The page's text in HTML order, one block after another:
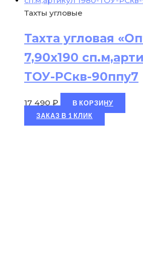
Тахты угловые
Тахта угловая
7,90х190
ТОУ-РСкв-90ппу7
17 490 ₽
В КОРЗИНУ
ЗАКАЗ В 1 КЛИК